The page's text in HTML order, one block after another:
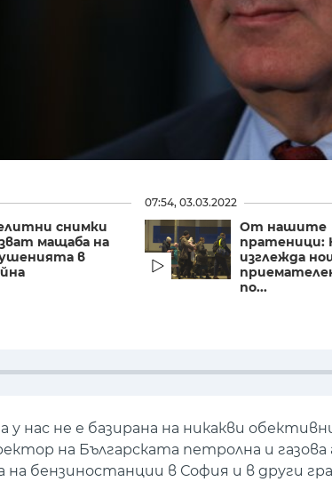
снимки
мащаба на
в
07:54, 03.03.2022
От нашите
пратеници:
изглежда
по...
у нас не е базирана на никакви
на Българската петролна и
на бензиностанции в София и в други